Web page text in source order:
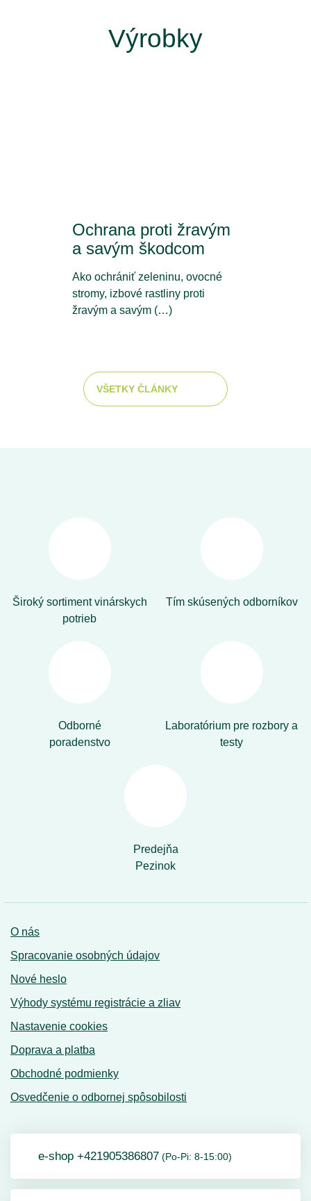
Výrobky
Ochrana proti žravým
a savým škodcom
Ako ochrániť zeleninu, ovocné
stromy, izbové rastliny proti
žravým a savým (…)
VŠETKY ČLÁNKY
Široký sortiment vinárskych
potrieb
Tím skúsených odborníkov
Odborné
poradenstvo
Laboratórium pre rozbory a
testy
Predejňa
Pezinok
O nás
Spracovanie osobných údajov
Nové heslo
Výhody systému registrácie a zliav
Nastavenie cookies
Doprava a platba
Obchodné podmienky
Osvedčenie o odbornej spôsobilosti
e-shop +421905386807 (Po-Pi: 8-15:00)